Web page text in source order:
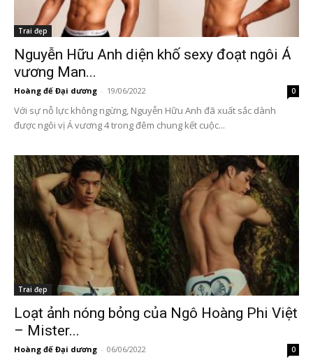
Trai đẹp
Nguyễn Hữu Anh diện khố sexy đoạt ngôi Á
vương Man...
Hoàng đế Đại dương - 19/06/2022 0
Với sự nỗ lực không ngừng, Nguyễn Hữu Anh đã xuất sắc dành
được ngôi vị Á vương 4 trong đêm chung kết cuộc...
Trai đẹp
Loạt ảnh nóng bỏng của Ngô Hoàng Phi Việt
– Mister...
Hoàng đế Đại dương - 06/06/2022 0